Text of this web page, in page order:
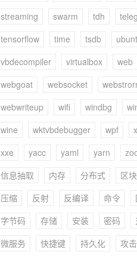
streaming
swarm tdh
tensorflow
time tsdb
vbdecompiler
virtualbox
web
webgoat
websocket
webwriteup
wifi windbg
wine
wktvbdebugger wpf
xxe
yacc yaml yarn
信息抽取
内存 分布式
区
压缩
反射 反编译 命令
字节码
存储 安装 密码
微服务
快捷键 持久化 攻击